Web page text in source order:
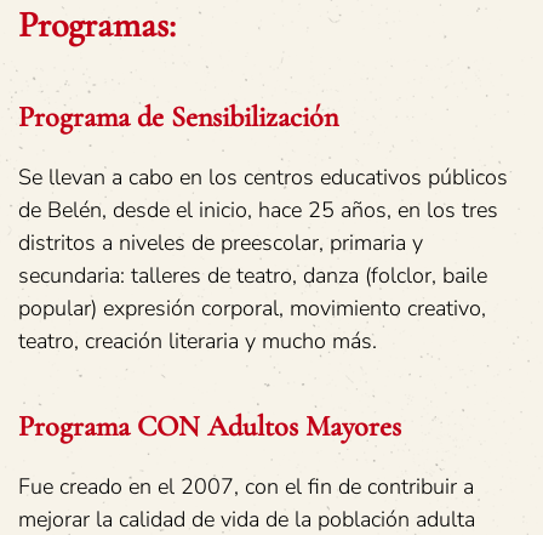
Programas:
Programa de Sensibilización
Se llevan a cabo en los centros educativos públicos
de Belén, desde el inicio, hace 25 años, en los tres
distritos a niveles de preescolar, primaria y
secundaria: talleres de teatro, danza (folclor, baile
popular) expresión corporal, movimiento creativo,
teatro, creación literaria y mucho más.
Programa CON Adultos Mayores
Fue creado en el 2007, con el fin de contribuir a
mejorar la calidad de vida de la población adulta